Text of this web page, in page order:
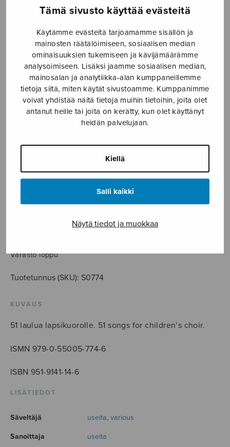
Tämä sivusto käyttää evästeitä
Käytämme evästeitä tarjoamamme sisällön ja
mainosten räätälöimiseen, sosiaalisen median
ominaisuuksien tukemiseen ja kävijämäärämme
analysoimiseen. Lisäksi jaamme sosiaalisen median,
mainosalan ja analytiikka-alan kumppaneillemme
tietoja siitä, miten käytät sivustoamme. Kumppanimme
voivat yhdistää näitä tietoja muihin tietoihin, joita olet
antanut heille tai joita on kerätty, kun olet käyttänyt
heidän palvelujaan.
Kiellä
Salli kaikki
Näytä tiedot ja muokkaa
› Nuottikauppa › Diskanttikuoro ›
Laulava nuoriso
Loppuunmyyty! Lauluja
Varasto loppu
Tuotetunnus (SKU): S0774
KUVAUS
51 laulua lapsikuorolle. 51 songs for children’s choir.
ISMN 979-0-55005-774-6
ISBN 951-9141-14-6
LISÄTIEDOT
Säveltäjä useita, various
Sanoittaja useita